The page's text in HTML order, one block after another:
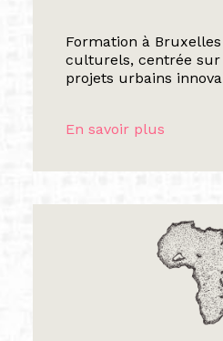
Formation à
culturels, centrée sur
projets urbains
En savoir plus